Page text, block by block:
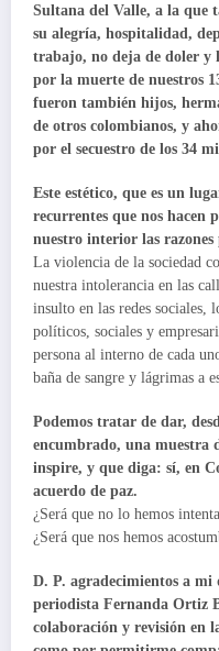
Sultana del Valle, a la que
su alegría, hospitalidad,
trabajo, no deja de doler y
por la muerte de nuestros
fueron también hijos,
de otros colombianos, y
por el secuestro de los 34
Este estético, que es un
recurrentes que nos hacen
nuestro interior las razones
La violencia de la sociedad
nuestra intolerancia en las
insulto en las redes sociales,
políticos, sociales y
persona al interno de cada
baña de sangre y lágrimas a
Podemos tratar de dar,
encumbrado, una muestra
inspire, y que diga: sí, en
acuerdo de paz.
¿Será que no lo hemos
¿Será que nos hemos
D. P. agradecimientos a
periodista Fernanda Ortiz
colaboración y revisión en